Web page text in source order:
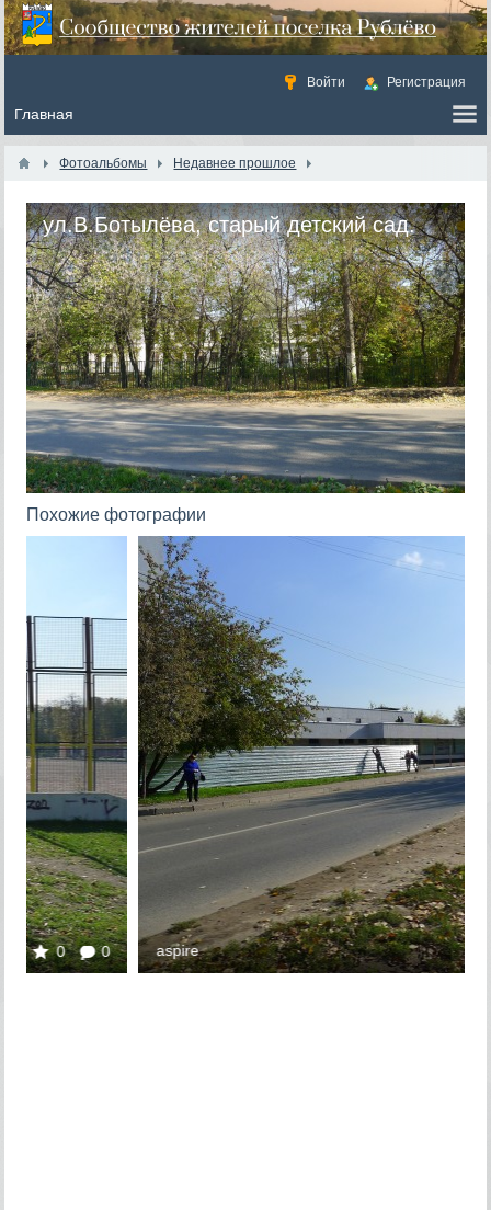
Войти Регистрация
Фотоальбомы Недавнее прошлое
ул.В.Ботылёва, старый детский сад.
Октябрь 2010 года
Похожие фотографии
aspire